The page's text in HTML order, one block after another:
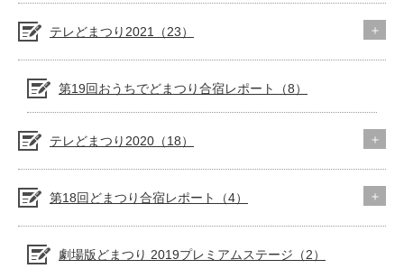
テレどまつり2021（23）
第19回おうちでどまつり合宿レポート（8）
テレどまつり2020（18）
第18回どまつり合宿レポート（4）
劇場版どまつり 2019プレミアムステージ（2）